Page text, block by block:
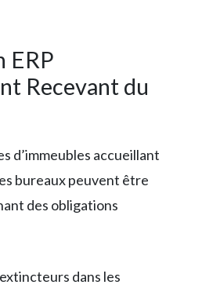
ERP
Recevant du
d’immeubles accueillant
bureaux peuvent être
des obligations
dans les